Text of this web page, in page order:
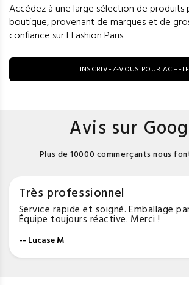
Accédez à une large sélection de
boutique, provenant de marques et de
confiance sur EFashion Paris.
INSCRIVEZ-VOUS POUR
Avis sur
Plus de 10000 commerçants nous
Très professionnel
Service rapide et soigné. Emballage
Équipe toujours réactive. Merci !
-- Lucase M